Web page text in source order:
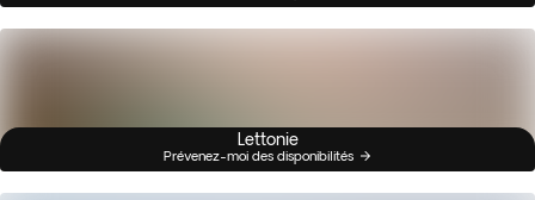
Lettonie
Prévenez-moi des disponibilités